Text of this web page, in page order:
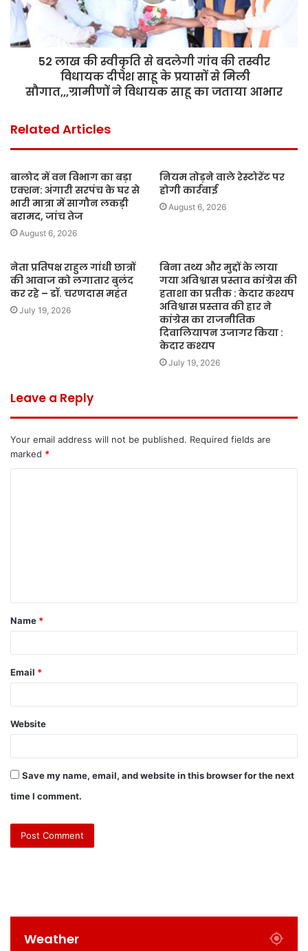
52 लाख की स्वीकृति से बदलेगी गांव की तस्वीर
विधायक दीपेश साहू के प्रयासों से मिली
सौगात,,,ग्रामीणों ने विधायक साहू का जताया आभार
Related Articles
बालोद में वन विभाग का बड़ा
एक्शन: अंगारी सरपंच के घर से
भारी मात्रा में सागौन लकड़ी
बरामद, जांच तेज
August 6, 2026
नियम तोड़ने वाले रेस्टोरेंट पर
होगी कार्रवाई
August 6, 2026
नेता प्रतिपक्ष राहुल गांधी छात्रों
की आवाज को लगातार बुलंद
कर रहे – डॉ. चरणदास महंत
July 19, 2026
बिना तथ्य और मुद्दों के लाया
गया अविश्वास प्रस्ताव कांग्रेस की
हताशा का प्रतीक : केदार कश्यप
अविश्वास प्रस्ताव की हार ने
कांग्रेस का राजनीतिक
दिवालियापन उजागर किया :
केदार कश्यप
July 19, 2026
Leave a Reply
Your email address will not be published. Required fields are
marked *
t
*
Name *
Email *
Website
Save my name, email, and website in this browser for the next
time I comment.
Weather